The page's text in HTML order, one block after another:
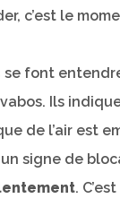
c’est le
se font
Ils
de l’air est
signe de
lentement.